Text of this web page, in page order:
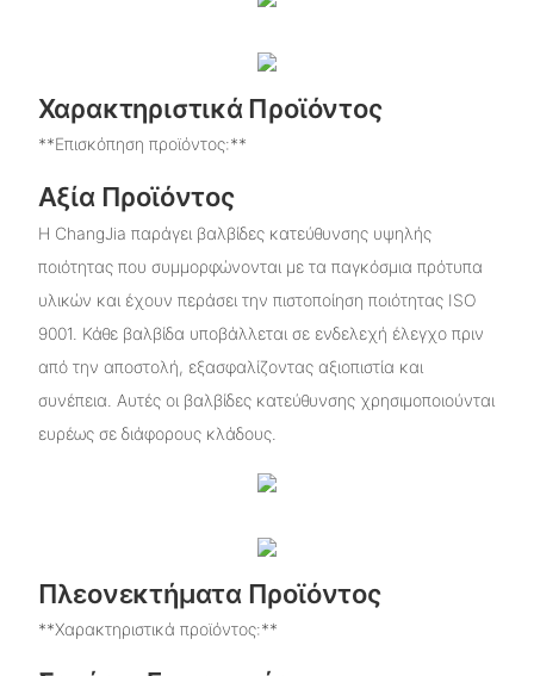
Χαρακτηριστικά Προϊόντος
**Επισκόπηση προϊόντος:**
Αξία Προϊόντος
Η ChangJia παράγει βαλβίδες κατεύθυνσης υψηλής
ποιότητας που συμμορφώνονται με τα παγκόσμια πρότυπα
υλικών και έχουν περάσει την πιστοποίηση ποιότητας ISO
9001. Κάθε βαλβίδα υποβάλλεται σε ενδελεχή έλεγχο πριν
από την αποστολή, εξασφαλίζοντας αξιοπιστία και
συνέπεια. Αυτές οι βαλβίδες κατεύθυνσης χρησιμοποιούνται
ευρέως σε διάφορους κλάδους.
Πλεονεκτήματα Προϊόντος
**Χαρακτηριστικά προϊόντος:**